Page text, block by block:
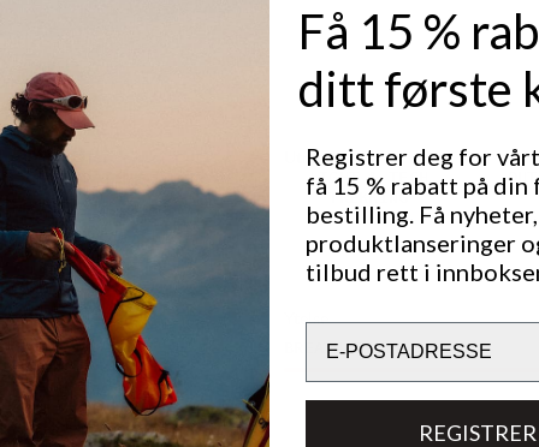
Utmerket for
LIGHT & TECH
TREKKING
Ytelse
BREATHABILITY 5/6
Få 15 %
ditt første
Registrer deg for
få 15 % rabatt på din
bestilling. Få nyheter,
produktlanseringer
tilbud rett i